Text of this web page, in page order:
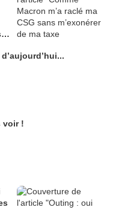
voir !